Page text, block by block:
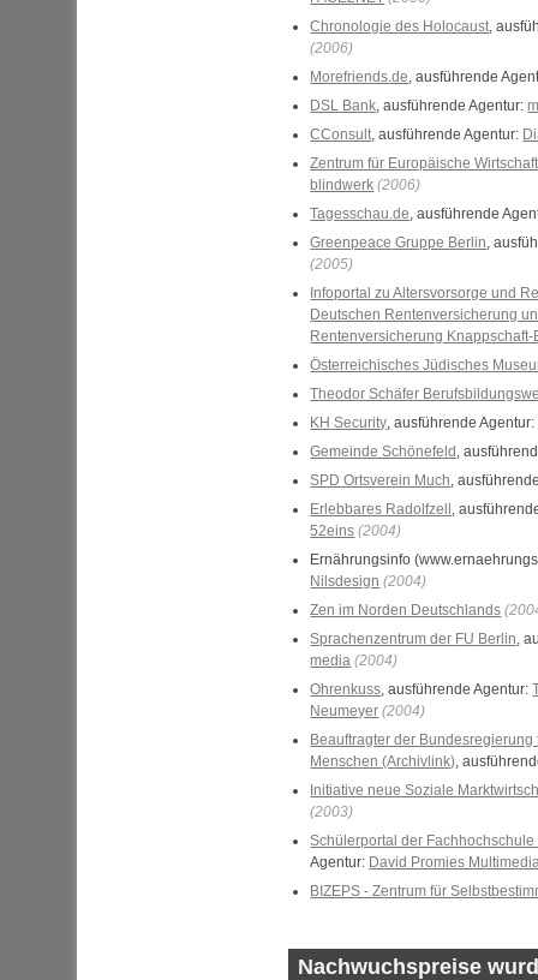
Chronologie des Holocaust,
(2006)
Morefriends.de, ausführende
DSL Bank, ausführende Agentur:
CConsult, ausführende Agentur:
Zentrum für Europäische
blindwerk (2006)
Tagesschau.de, ausführende
Greenpeace Gruppe Berlin,
(2005)
Infoportal zu Altersvorsorge und
Deutschen Rentenversicherung
Rentenversicherung
Österreichisches Jüdisches
Theodor Schäfer
KH Security, ausführende Agentur:
Gemeinde Schönefeld ,
SPD Ortsverein Much,
Erlebbares Radolfzell ,
52eins (2004)
Ernährungsinfo
Nilsdesign (2004)
Zen im Norden Deutschlands
Sprachenzentrum der FU Berlin,
media (2004)
Ohrenkuss, ausführende Agentur:
Neumeyer (2004)
Beauftragter der
Menschen (Archivlink),
Initiative neue Soziale
(2003)
Schülerportal der
Agentur: David Promies
BIZEPS - Zentrum für
Nachwuchspreise